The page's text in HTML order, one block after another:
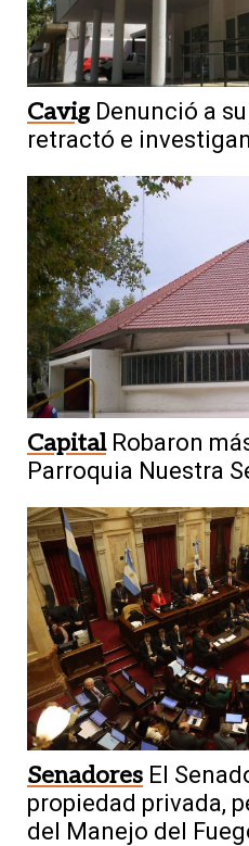
Cavig Denunció a
retractó e
Capital Robaron
Parroquia Nuestra
Senadores El
propiedad privada,
del Manejo del